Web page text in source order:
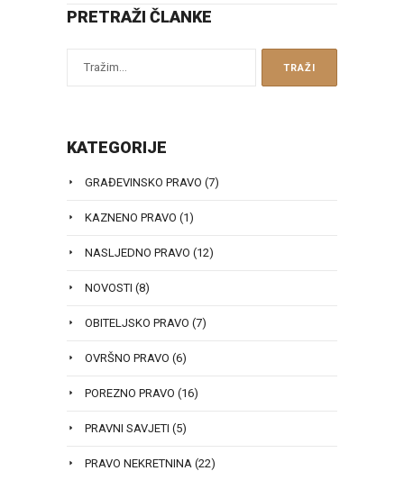
PRETRAŽI ČLANKE
KATEGORIJE
GRAĐEVINSKO PRAVO (7)
KAZNENO PRAVO (1)
NASLJEDNO PRAVO (12)
NOVOSTI (8)
OBITELJSKO PRAVO (7)
OVRŠNO PRAVO (6)
POREZNO PRAVO (16)
PRAVNI SAVJETI (5)
PRAVO NEKRETNINA (22)